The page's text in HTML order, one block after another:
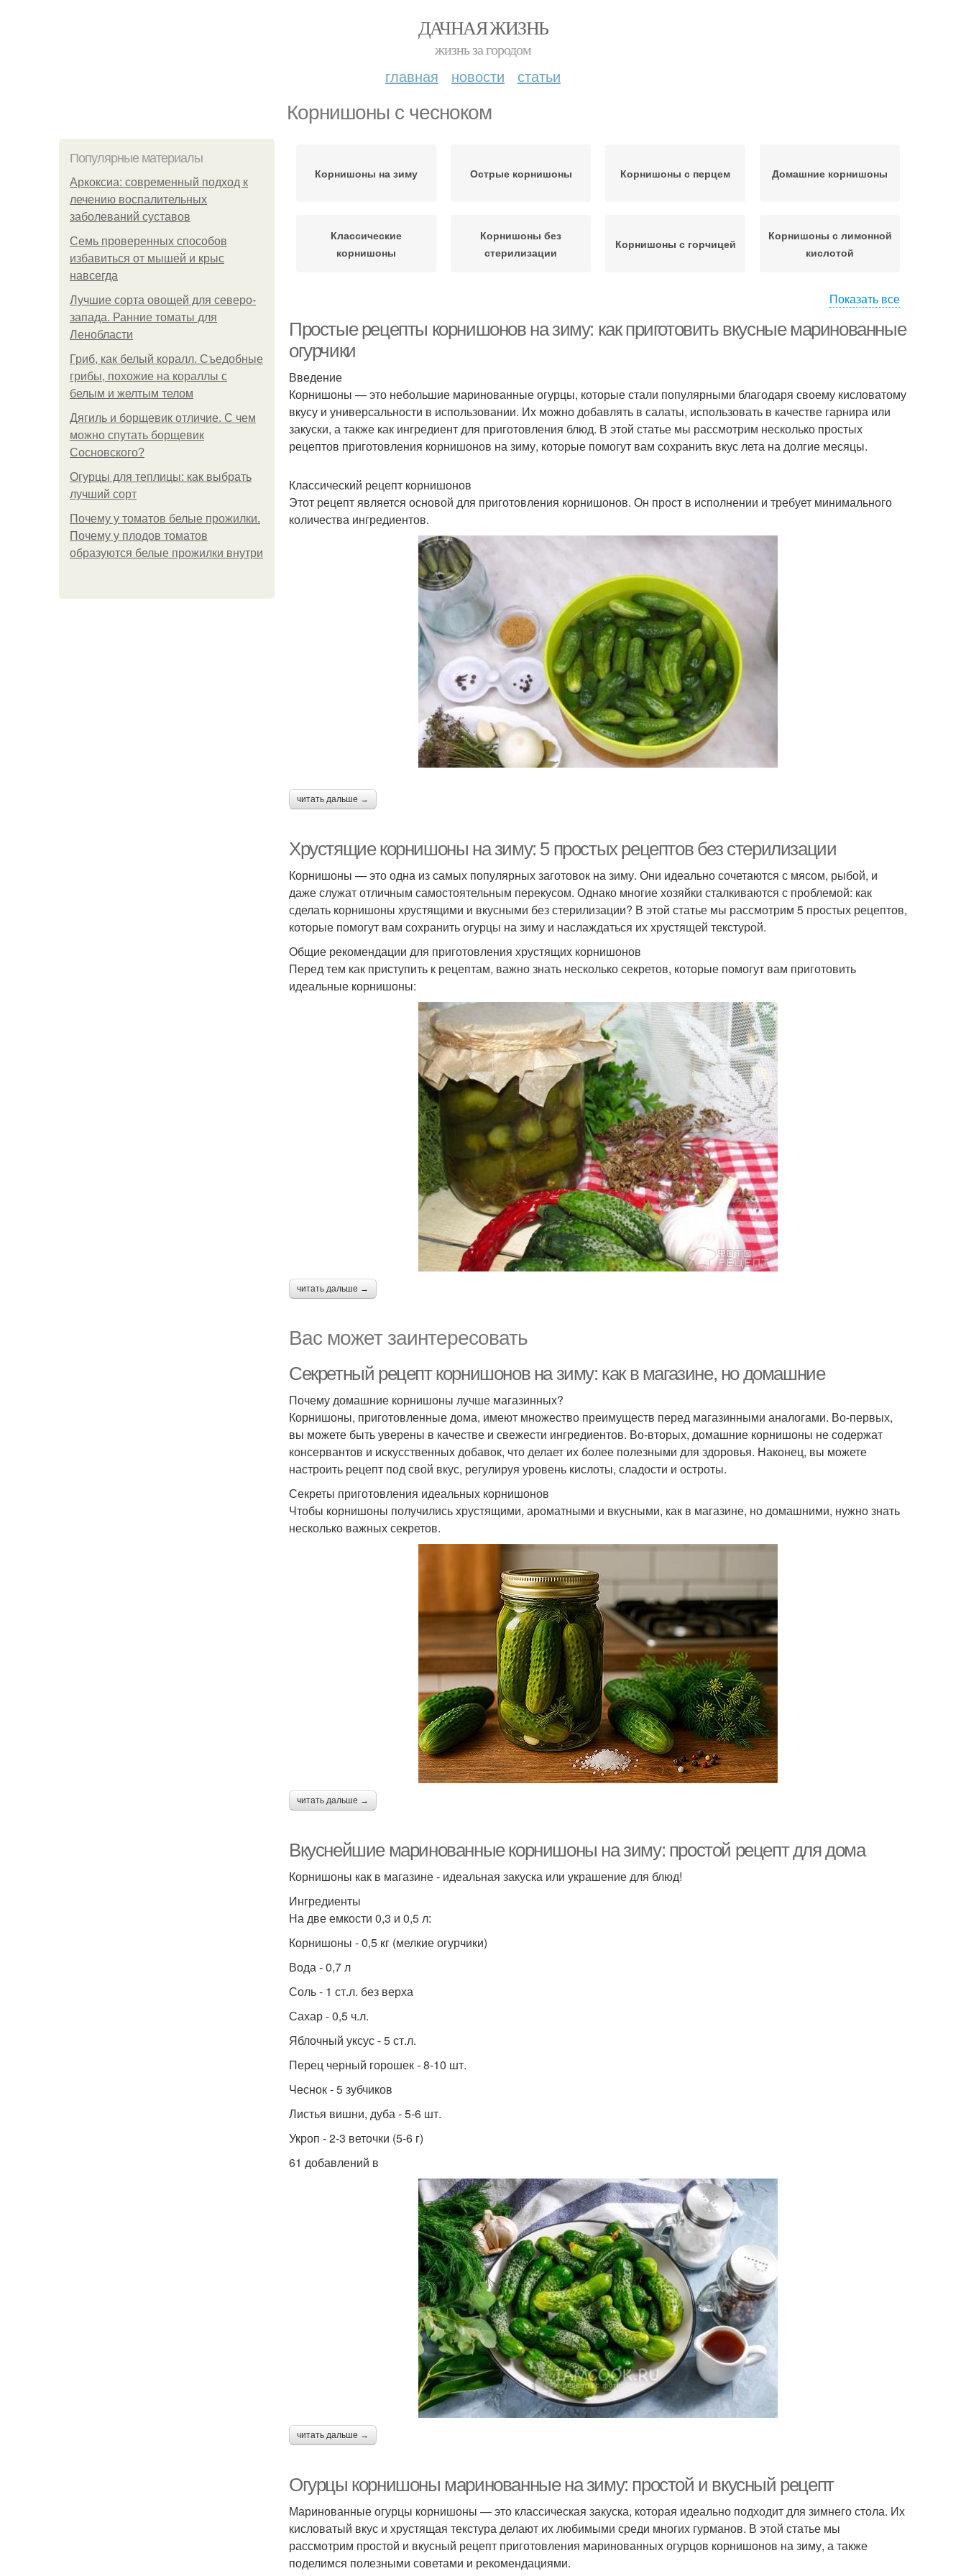
ДАЧНАЯ ЖИЗНЬ
жизнь за городом
главная новости статьи
Корнишоны с чесноком
Популярные материалы
Аркоксиа: современный подход к
лечению воспалительных
заболеваний суставов
Семь проверенных способов
избавиться от мышей и крыс
навсегда
Лучшие сорта овощей для северо-
запада. Ранние томаты для
Ленобласти
Гриб, как белый коралл. Съедобные
грибы, похожие на кораллы с
белым и желтым телом
Дягиль и борщевик отличие. С чем
можно спутать борщевик
Сосновского?
Огурцы для теплицы: как выбрать
лучший сорт
Почему у томатов белые прожилки.
Почему у плодов томатов
образуются белые прожилки внутри
Корнишоны на зиму Острые корнишоны Корнишоны с перцем Домашние корнишоны
Классические
корнишоны
Корнишоны без
стерилизации
Корнишоны с горчицей
Корнишоны с лимонной
кислотой
консервации
корнишоны
Корнишоны во время
Показать все
Простые рецепты корнишонов на зиму: как приготовить вкусные маринованные
огурчики
Введение
Корнишоны — это небольшие маринованные огурцы, которые стали популярными благодаря своему кисловатому
вкусу и универсальности в использовании. Их можно добавлять в салаты, использовать в качестве гарнира или
закуски, а также как ингредиент для приготовления блюд. В этой статье мы рассмотрим несколько простых
рецептов приготовления корнишонов на зиму, которые помогут вам сохранить вкус лета на долгие месяцы.
Классический рецепт корнишонов
Этот рецепт является основой для приготовления корнишонов. Он прост в исполнении и требует минимального
количества ингредиентов.
читать дальше →
Хрустящие корнишоны на зиму: 5 простых рецептов без стерилизации
Корнишоны — это одна из самых популярных заготовок на зиму. Они идеально сочетаются с мясом, рыбой, и
даже служат отличным самостоятельным перекусом. Однако многие хозяйки сталкиваются с проблемой: как
сделать корнишоны хрустящими и вкусными без стерилизации? В этой статье мы рассмотрим 5 простых рецептов,
которые помогут вам сохранить огурцы на зиму и наслаждаться их хрустящей текстурой.
Общие рекомендации для приготовления хрустящих корнишонов
Перед тем как приступить к рецептам, важно знать несколько секретов, которые помогут вам приготовить
идеальные корнишоны:
читать дальше →
Вас может заинтересовать
Секретный рецепт корнишонов на зиму: как в магазине, но домашние
Почему домашние корнишоны лучше магазинных?
Корнишоны, приготовленные дома, имеют множество преимуществ перед магазинными аналогами. Во-первых,
вы можете быть уверены в качестве и свежести ингредиентов. Во-вторых, домашние корнишоны не содержат
консервантов и искусственных добавок, что делает их более полезными для здоровья. Наконец, вы можете
настроить рецепт под свой вкус, регулируя уровень кислоты, сладости и остроты.
Секреты приготовления идеальных корнишонов
Чтобы корнишоны получились хрустящими, ароматными и вкусными, как в магазине, но домашними, нужно знать
несколько важных секретов.
читать дальше →
Вкуснейшие маринованные корнишоны на зиму: простой рецепт для дома
Корнишоны как в магазине - идеальная закуска или украшение для блюд!
Ингредиенты
На две емкости 0,3 и 0,5 л:
Корнишоны - 0,5 кг (мелкие огурчики)
Вода - 0,7 л
Соль - 1 ст.л. без верха
Сахар - 0,5 ч.л.
Яблочный уксус - 5 ст.л.
Перец черный горошек - 8-10 шт.
Чеснок - 5 зубчиков
Листья вишни, дуба - 5-6 шт.
Укроп - 2-3 веточки (5-6 г)
61 добавлений в
читать дальше →
Огурцы корнишоны маринованные на зиму: простой и вкусный рецепт
Маринованные огурцы корнишоны — это классическая закуска, которая идеально подходит для зимнего стола. Их
кисловатый вкус и хрустящая текстура делают их любимыми среди многих гурманов. В этой статье мы
рассмотрим простой и вкусный рецепт приготовления маринованных огурцов корнишонов на зиму, а также
поделимся полезными советами и рекомендациями.